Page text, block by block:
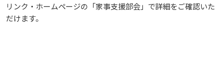
リンク・ホームページの「家事支援部会」で詳細をご確認いた
だけます。